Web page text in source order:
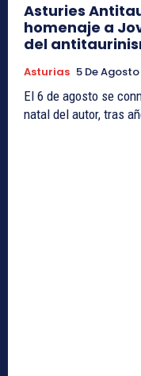
Asturies
homenaje a
del
Asturias 5 De
El 6 de agosto se
natal del autor, tras